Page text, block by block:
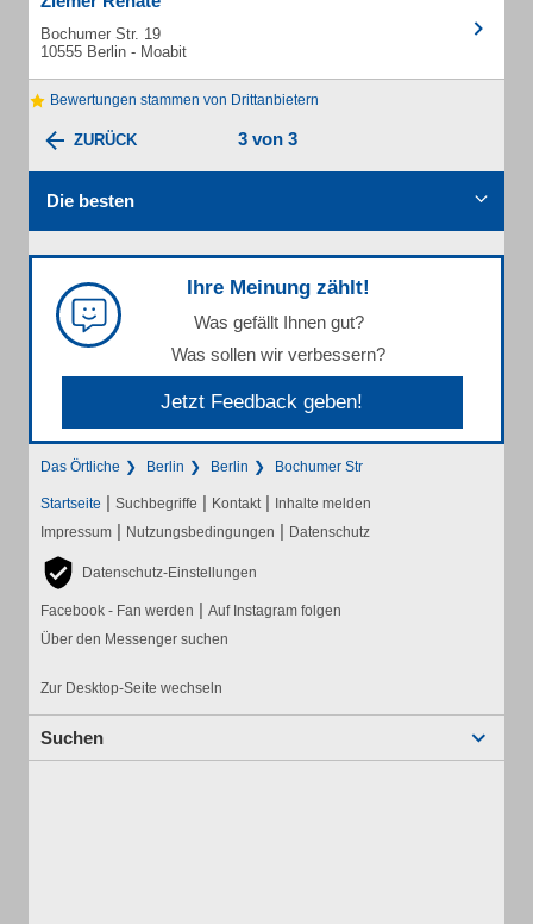
Bochumer Str. 19
10555 Berlin - Moabit
Bewertungen stammen von Drittanbietern
ZURÜCK 3 von 3
Die besten
Ihre Meinung zählt!
Was gefällt Ihnen gut?
Was sollen wir verbessern?
Jetzt Feedback geben!
Das Örtliche Berlin Berlin Bochumer Str
Startseite | Suchbegriffe | Kontakt | Inhalte melden
Impressum | Nutzungsbedingungen | Datenschutz
Datenschutz-Einstellungen
Facebook - Fan werden | Auf Instagram folgen
Über den Messenger suchen
Zur Desktop-Seite wechseln
Suchen